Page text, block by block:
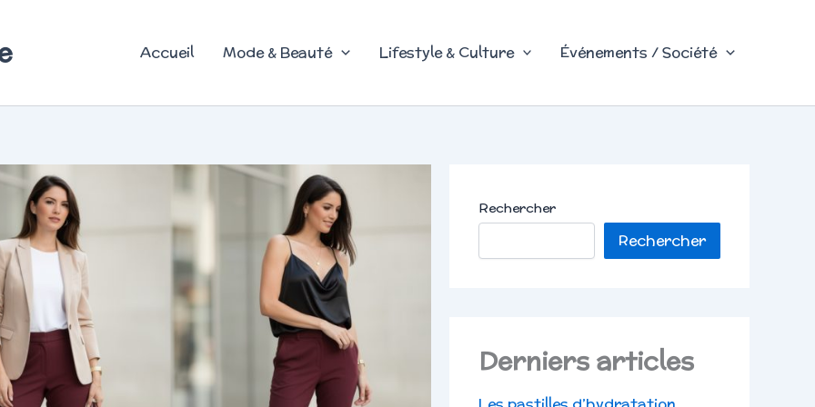
Accueil Mode & Beauté Lifestyle & Culture Événements / Société
Rechercher
Rechercher
Derniers articles